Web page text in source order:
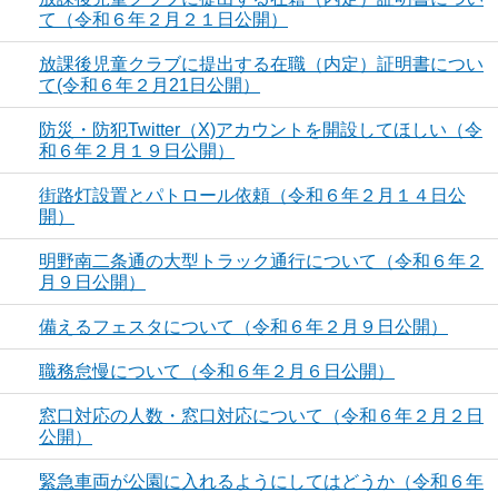
て（令和６年２月２１日公開）
放課後児童クラブに提出する在職（内定）証明書につい
て(令和６年２月21日公開）
防災・防犯Twitter（X)アカウントを開設してほしい（令
和６年２月１９日公開）
街路灯設置とパトロール依頼（令和６年２月１４日公
開）
明野南二条通の大型トラック通行について（令和６年２
月９日公開）
備えるフェスタについて（令和６年２月９日公開）
職務怠慢について（令和６年２月６日公開）
窓口対応の人数・窓口対応について（令和６年２月２日
公開）
緊急車両が公園に入れるようにしてはどうか（令和６年